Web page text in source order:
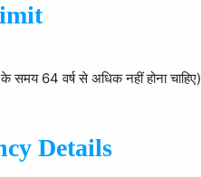
समय 64 वर्ष से अधिक नहीं होना चाहिए)
Details